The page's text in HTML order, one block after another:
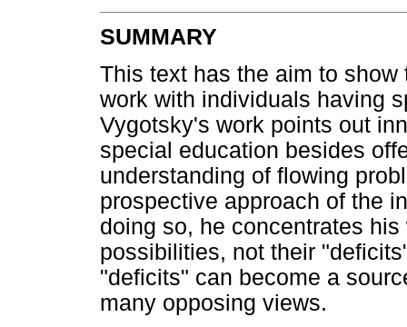
SUMMARY
This text has the aim to
work with individuals having
Vygotsky's work points out
special education besides
understanding of flowing
prospective approach of the
doing so, he concentrates
possibilities, not their
"deficits" can become a
many opposing views.